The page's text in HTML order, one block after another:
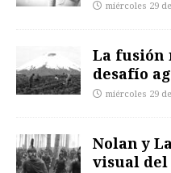
miércoles 29
La
desafío
miércoles 29
Nolan y
visual